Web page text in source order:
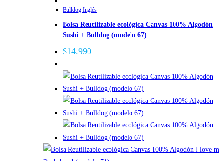
múltiples
variantes.
se
pueden
elegir
en
la
página
de
Bulldog Inglés
Bolsa Reutilizable ecológica Canvas 100% Algodón
Sushi + Bulldog (modelo 67)
$14.990